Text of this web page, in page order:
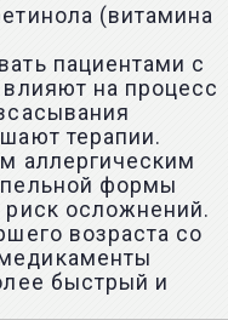
(витамина
пациентами с
на процесс
терапии.
аллергическим
формы
риск осложнений.
возраста со
быстрый и